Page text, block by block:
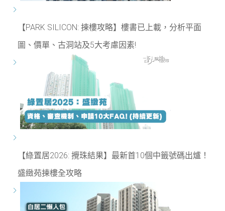
【PARK SILICON: 揀樓攻略】樓書已上載，分析平面
圖、價單、古洞站及5大考慮因素!
【綠置居2026: 攪珠結果】最新首10個中籤號碼出爐！
盛緻苑揀樓全攻略